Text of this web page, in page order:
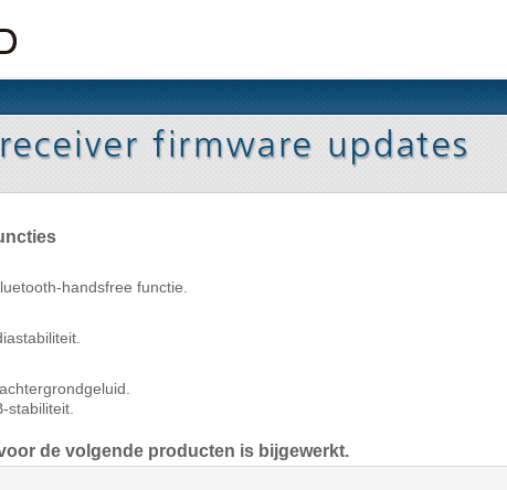
handsfree functie.
stabiliteit.
de volgende producten is bijgewerkt.